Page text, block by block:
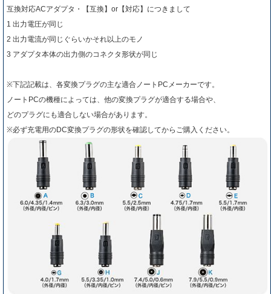
互換対応ACアダプタ・【互換】or【対応】につきまして
1 出力電圧が同じ
2 出力電流が同じぐらいかそれ以上のモノ
3 アダプタ本体の出力側のコネクタ形状が同じ
※下記記載は、各変換プラグの主な適合ノートPCメーカーです。
ノートPCの機種によっては、他の変換プラグが適合する場合や、
どのプラグにも適合しない場合があります。
※必ず充電用のDC変換プラグの形状を確認してからご購入ください。